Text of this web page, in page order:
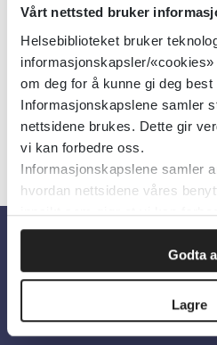
Vårt nettsted bruker
Helsebiblioteket bruker
informasjonskapsler/
om deg for å kunne gi deg
Informasjonskapslene samler
nettsidene brukes. Dette gir
vi kan forbedre oss.
Informasjonskapslene samler
hvordan nettsidene våres
innsikt som gjør at vi kan
Godta
Lagre
PharmaSafe
Om oss
Om Helsebiblioteket